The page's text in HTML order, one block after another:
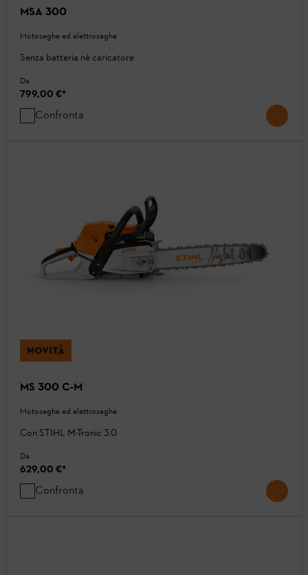
MSA 300
Motoseghe ed elettroseghe
Senza batteria nè caricatore
Da
799,00 €*
Confronta
NOVITÀ
MS 300 C-M
Motoseghe ed elettroseghe
Con STIHL M-Tronic 3.0
Da
629,00 €*
Confronta